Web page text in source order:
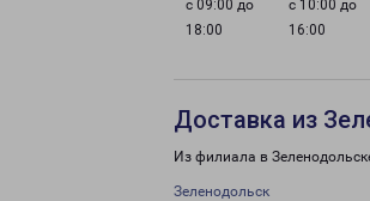
с 09:00 до
18:00
с 10:00 до
16:00
Доставка из
Из филиала в
Зеленодольск